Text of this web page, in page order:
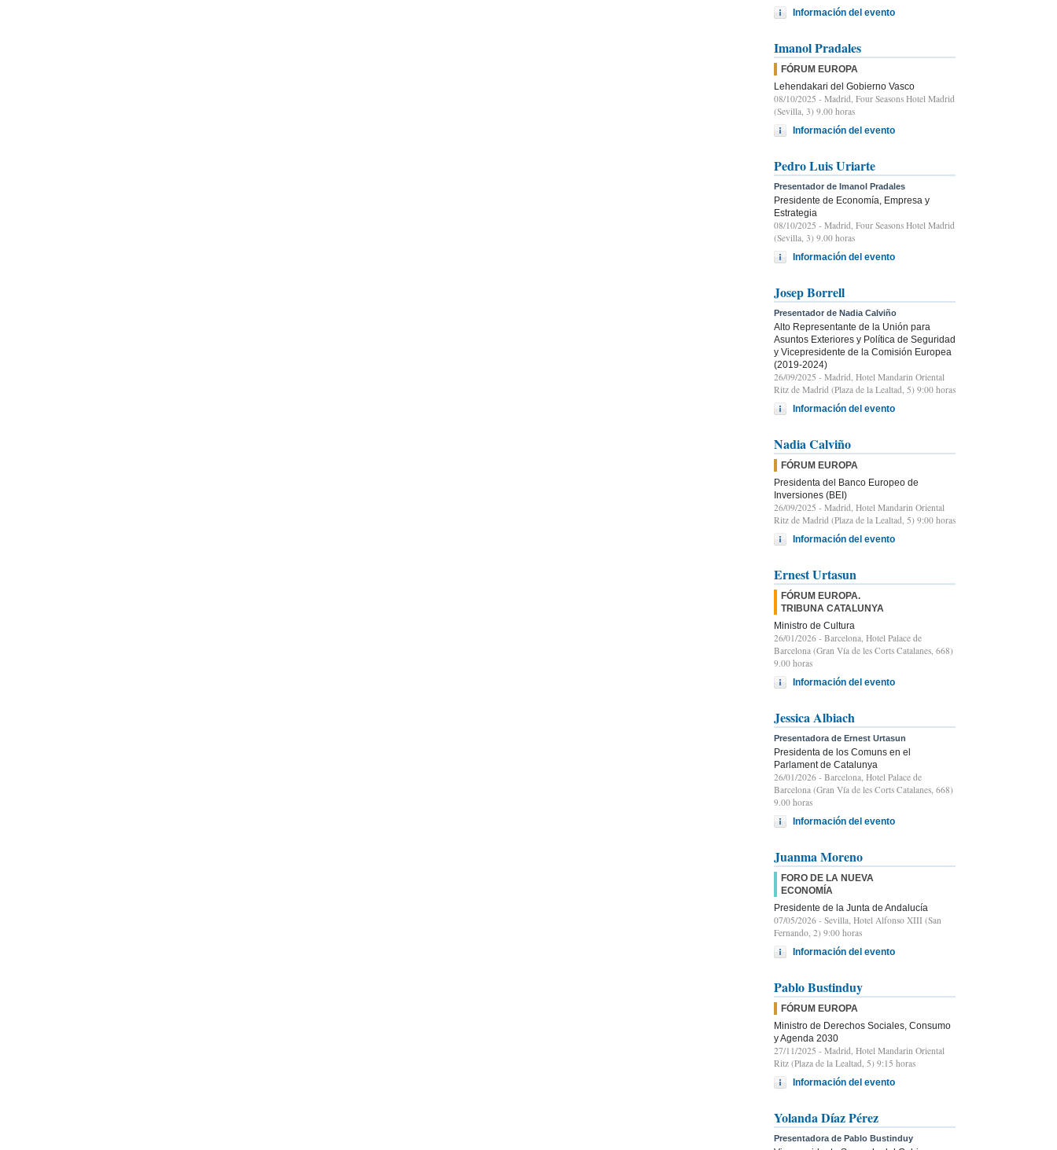
Información del evento
Imanol Pradales
FÓRUM EUROPA
Lehendakari del Gobierno Vasco
08/10/2025 - Madrid, Four Seasons Hotel Madrid
(Sevilla, 3) 9.00 horas
Información del evento
Pedro Luis Uriarte
Presentador de Imanol Pradales
Presidente de Economía, Empresa y
Estrategia
08/10/2025 - Madrid, Four Seasons Hotel Madrid
(Sevilla, 3) 9.00 horas
Información del evento
Josep Borrell
Presentador de Nadia Calviño
Alto Representante de la Unión para
Asuntos Exteriores y Política de Seguridad
y Vicepresidente de la Comisión Europea
(2019-2024)
26/09/2025 - Madrid, Hotel Mandarin Oriental
Ritz de Madrid (Plaza de la Lealtad, 5) 9:00 horas
Información del evento
Nadia Calviño
FÓRUM EUROPA
Presidenta del Banco Europeo de
Inversiones (BEI)
26/09/2025 - Madrid, Hotel Mandarin Oriental
Ritz de Madrid (Plaza de la Lealtad, 5) 9:00 horas
Información del evento
Ernest Urtasun
FÓRUM EUROPA.
TRIBUNA CATALUNYA
Ministro de Cultura
26/01/2026 - Barcelona, Hotel Palace de
Barcelona (Gran Vía de les Corts Catalanes, 668)
9.00 horas
Información del evento
Jessica Albiach
Presentadora de Ernest Urtasun
Presidenta de los Comuns en el
Parlament de Catalunya
26/01/2026 - Barcelona, Hotel Palace de
Barcelona (Gran Vía de les Corts Catalanes, 668)
9.00 horas
Información del evento
Juanma Moreno
FORO DE LA NUEVA
ECONOMÍA
Presidente de la Junta de Andalucía
07/05/2026 - Sevilla, Hotel Alfonso XIII (San
Fernando, 2) 9:00 horas
Información del evento
Pablo Bustinduy
FÓRUM EUROPA
Ministro de Derechos Sociales, Consumo
y Agenda 2030
27/11/2025 - Madrid, Hotel Mandarin Oriental
Ritz (Plaza de la Lealtad, 5) 9:15 horas
Información del evento
Yolanda Díaz Pérez
Presentadora de Pablo Bustinduy